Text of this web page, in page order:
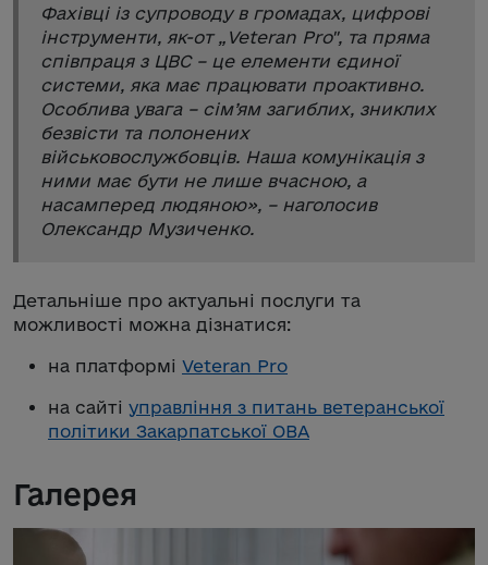
Фахівці із супроводу в громадах, цифрові
інструменти, як-от „Veteran Pro", та пряма
співпраця з ЦВС – це елементи єдиної
системи, яка має працювати проактивно.
Особлива увага – сім’ям загиблих, зниклих
безвісти та полонених
військовослужбовців. Наша комунікація з
ними має бути не лише вчасною, а
насамперед людяною», – наголосив
Олександр Музиченко.
Детальніше про актуальні послуги та
можливості можна дізнатися:
на платформі Veteran Pro
на сайті управління з питань ветеранської
політики Закарпатської ОВА
Галерея